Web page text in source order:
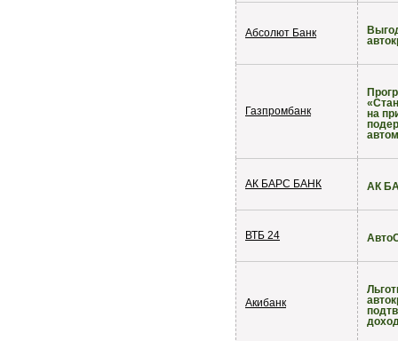
Абсолют Банк
Газпромбанк
на
АК БАРС БАНК АК
ВТБ 24
Акибанк